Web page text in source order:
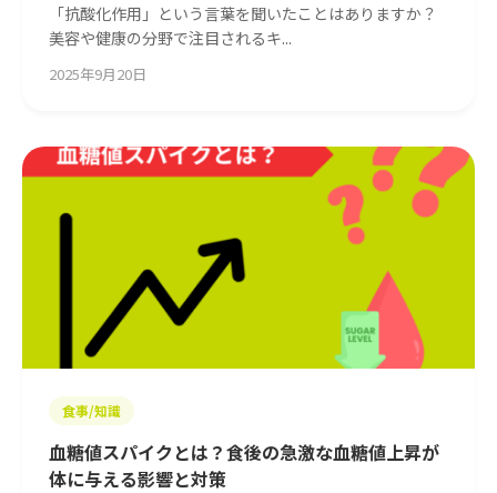
「抗酸化作用」という言葉を聞いたことはありますか？
美容や健康の分野で注目されるキ...
2025年9月20日
食事/知識
血糖値スパイクとは？食後の急激な血糖値上昇が
体に与える影響と対策